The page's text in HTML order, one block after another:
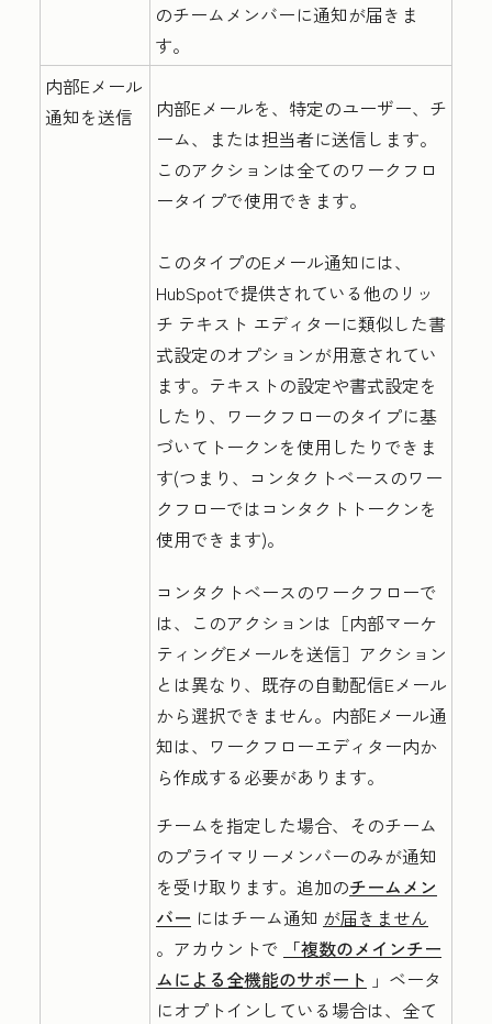
のチームメンバーに通知が届きま
す。
内部Eメール
通知を送信
内部Eメールを、特定のユーザー、チ
ーム、または担当者に送信します。
このアクションは全てのワークフロ
ータイプで使用できます。
このタイプのEメール通知には、
HubSpotで提供されている他のリッ
チ テキスト エディターに類似した書
式設定のオプションが用意されてい
ます。 テキストの設定や書式設定を
したり、ワークフローのタイプに基
づいてトークンを使用したりできま
す(つまり、コンタクトベースのワー
クフローではコンタクトトークンを
使用できます)。
コンタクトベースのワークフローで
は、このアクションは ［内部マーケ
ティングEメールを送信］アクション
とは異なり、既存の自動配信Eメール
から選択できません。内部Eメール通
知は、ワークフローエディター内か
ら作成する必要があります。
チームを指定した場合、そのチーム
のプライマリーメンバーのみが通知
を受け取ります。追加のチームメン
バー にはチーム通知 が届きません
。アカウントで
「複数のメインチー
ムによる全機能のサポート 」ベータ
にオプトインしている場合は、全て